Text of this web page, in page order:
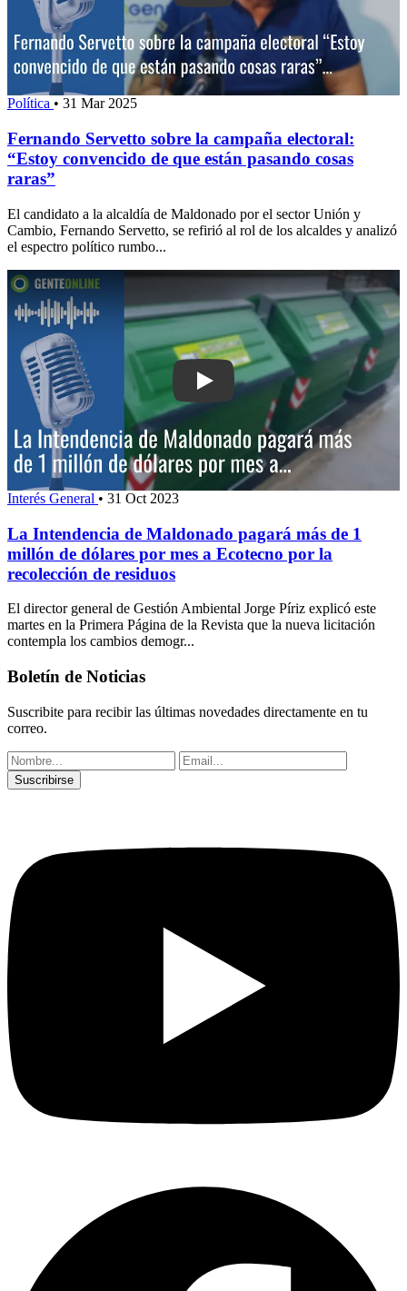
Política • 31 Mar 2025
Fernando Servetto sobre la campaña electoral:
“Estoy convencido de que están pasando cosas
raras”
El candidato a la alcaldía de Maldonado por el sector Unión y
Cambio, Fernando Servetto, se refirió al rol de los alcaldes y analizó
el espectro político rumbo...
Play: La Intendencia de Maldonado
Interés General • 31 Oct 2023
La Intendencia de Maldonado pagará más de 1
millón de dólares por mes a Ecotecno por la
recolección de residuos
El director general de Gestión Ambiental Jorge Píriz explicó este
martes en la Primera Página de la Revista que la nueva licitación
contempla los cambios demogr...
Boletín de Noticias
Suscribite para recibir las últimas novedades directamente en tu
correo.
Suscribirse